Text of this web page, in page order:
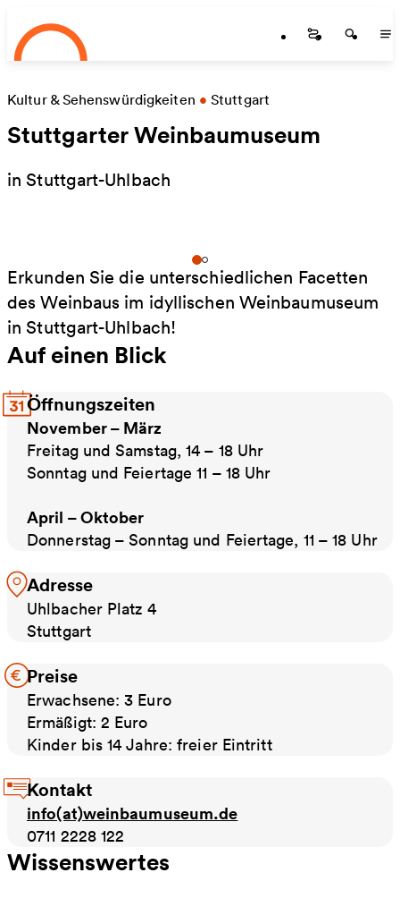
Zum Hauptinhalt springen
Startseite
Kultur & Sehenswürdigkeiten • Stuttgart
Stuttgarter Weinbaumuseum
in Stuttgart-Uhlbach
Erkunden Sie die unterschiedlichen Facetten
des Weinbaus im idyllischen Weinbaumuseum
in Stuttgart-Uhlbach!
Auf einen Blick
Öffnungszeiten
November – März
Freitag und Samstag, 14 – 18 Uhr
Sonntag und Feiertage 11 – 18 Uhr
April – Oktober
Donnerstag – Sonntag und Feiertage, 11 – 18 Uhr
Adresse
Uhlbacher Platz 4
Stuttgart
Preise
Erwachsene: 3 Euro
Ermäßigt: 2 Euro
Kinder bis 14 Jahre: freier Eintritt
Kontakt
info(at)weinbaumuseum.de
0711 2228 122
Wissenswertes